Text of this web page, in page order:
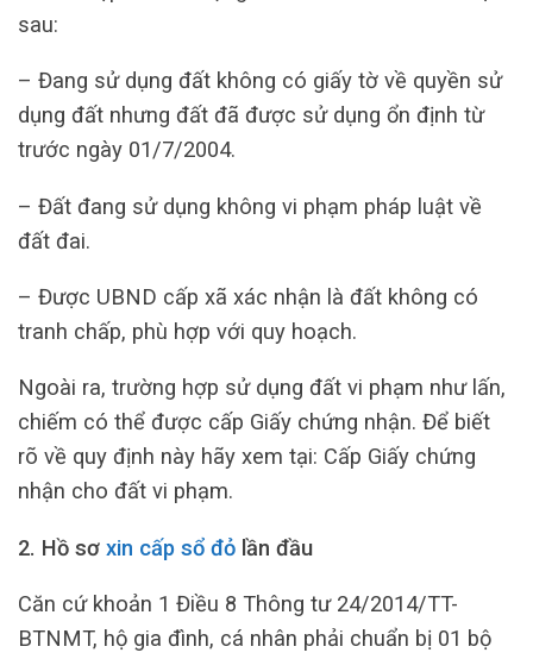
sau:
– Đang sử dụng đất không có giấy tờ về quyền sử
dụng đất nhưng đất đã được sử dụng ổn định từ
trước ngày 01/7/2004.
– Đất đang sử dụng không vi phạm pháp luật về
đất đai.
– Được UBND cấp xã xác nhận là đất không có
tranh chấp, phù hợp với quy hoạch.
Ngoài ra, trường hợp sử dụng đất vi phạm như lấn,
chiếm có thể được cấp Giấy chứng nhận. Để biết
rõ về quy định này hãy xem tại: Cấp Giấy chứng
nhận cho đất vi phạm.
2. Hồ sơ xin cấp sổ đỏ lần đầu
Căn cứ khoản 1 Điều 8 Thông tư 24/2014/TT-
BTNMT, hộ gia đình, cá nhân phải chuẩn bị 01 bộ